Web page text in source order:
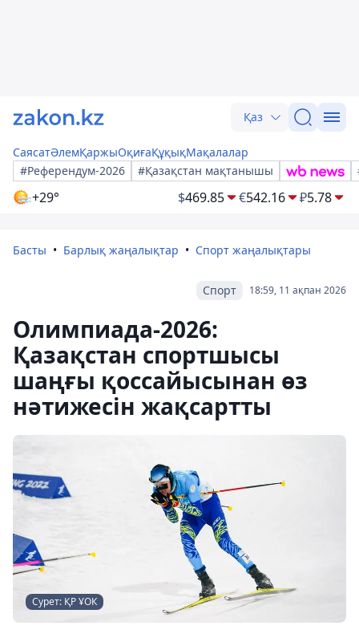
Қаз
СаясатӘлемҚаржыОқиғаҚұқықМақалалар
#Референдум-2026
#Қазақстан мақтанышы
+29° $469.85 €542.16 ₽5.78
Басты Барлық жаңалықтар Спорт жаңалықтары
18:59, 11 ақпан 2026
Спорт
Олимпиада-2026:
Қазақстан спортшысы
шаңғы қоссайысынан өз
нәтижесін жақсартты
Сурет: ҚР ҰОК